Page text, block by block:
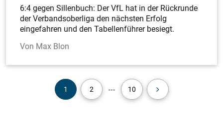
6:4 gegen Sillenbuch: Der VfL hat in der Rückrunde
der Verbandsoberliga den nächsten Erfolg
eingefahren und den Tabellenführer besiegt.
Max Blon
1 2 10